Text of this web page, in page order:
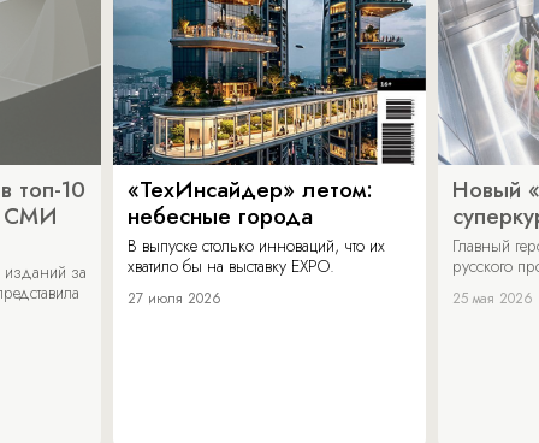
топ-10
СМИ
изданий за
«ТехИнсайдер» летом:
небесные города
В выпуске столько инноваций, что их
хватило бы на выставку EXPO.
27 июля 2026
Новый
Главный
русского
25 мая 2026